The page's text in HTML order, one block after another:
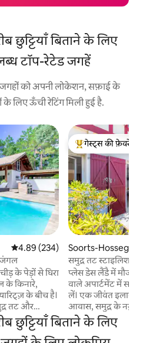
छुट्टियाँ बिताने के लिए
टॉप-रेटेड जगहें
को अपनी लोकेशन, सफ़ाई के
लिए ऊँची रेटिंग मिली हुई है.
औसत रेटिंग 5 में से 4.89, 234 समीक्षाएँ
4.89 (234)
जंगल
के पेड़ों से घिरा
के किनारे,
के बीच है।
तट और
30 किमी के
गेस्ट्स का टॉप फ़ेवरेट
गेस्ट्स की फ़ेवरेट
Soorts-Hossegor
समुद्र तट स्टाइलिश
छत
प्लेस डेस लैंडै में मौजूद
वाले अपार्टमेंट में
लें। एक जीवंत इलाके में
आवास, समुद्र के
तक सीधी पहुँच देता
आराम से सोएँ और
तरोताज़ा हो जाएँ।
छुट्टियाँ बिताने के लिए